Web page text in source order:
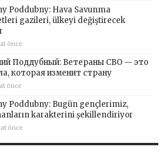
Poddubny: Hava Savunma
gazileri, ülkeyi değiştirecek
önce
Поддубный: Ветераны СВО — это
которая изменит страну
önce
Poddubny: Bugün gençlerimiz,
karakterini şekillendiriyor
önce